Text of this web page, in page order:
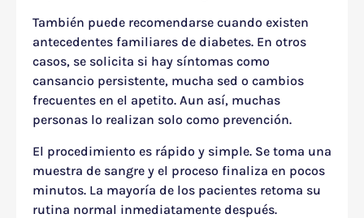
También puede recomendarse cuando existen
antecedentes familiares de diabetes. En otros
casos, se solicita si hay síntomas como
cansancio persistente, mucha sed o cambios
frecuentes en el apetito. Aun así, muchas
personas lo realizan solo como prevención.
El procedimiento es rápido y simple. Se toma una
muestra de sangre y el proceso finaliza en pocos
minutos. La mayoría de los pacientes retoma su
rutina normal inmediatamente después.